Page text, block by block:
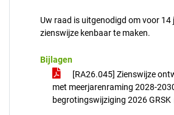
Uw raad is uitgenodigd om voor 14
zienswijze kenbaar te maken.
Bijlagen
[RA26.045] Zienswijze
met meerjarenraming 2028-
begrotingswijziging 2026 GRSK